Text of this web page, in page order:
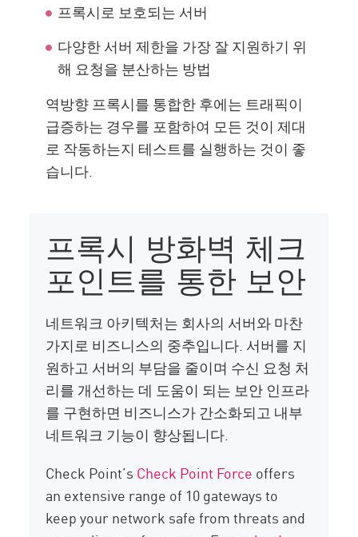
프록시로 보호되는 서버
다양한 서버 제한을 가장 잘 지원하기 위
해 요청을 분산하는 방법
역방향 프록시를 통합한 후에는 트래픽이
급증하는 경우를 포함하여 모든 것이 제대
로 작동하는지 테스트를 실행하는 것이 좋
습니다.
프록시 방화벽 체크
포인트를 통한 보안
네트워크 아키텍처는 회사의 서버와 마찬
가지로 비즈니스의 중추입니다. 서버를 지
원하고 서버의 부담을 줄이며 수신 요청 처
리를 개선하는 데 도움이 되는 보안 인프라
를 구현하면 비즈니스가 간소화되고 내부
네트워크 기능이 향상됩니다.
Check Point’s Check Point Force offers
an extensive range of 10 gateways to
keep your network safe from threats and